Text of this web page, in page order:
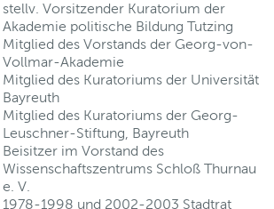
stellv. Vorsitzender Kuratorium der
Akademie politische Bildung Tutzing
Mitglied des Vorstands der Georg-von-
Vollmar-Akademie
Mitglied des Kuratoriums der Universität
Bayreuth
Mitglied des Kuratoriums der Georg-
Leuschner-Stiftung, Bayreuth
Beisitzer im Vorstand des
Wissenschaftszentrums Schloß Thurnau
e. V.
1978-1998 und 2002-2003 Stadtrat